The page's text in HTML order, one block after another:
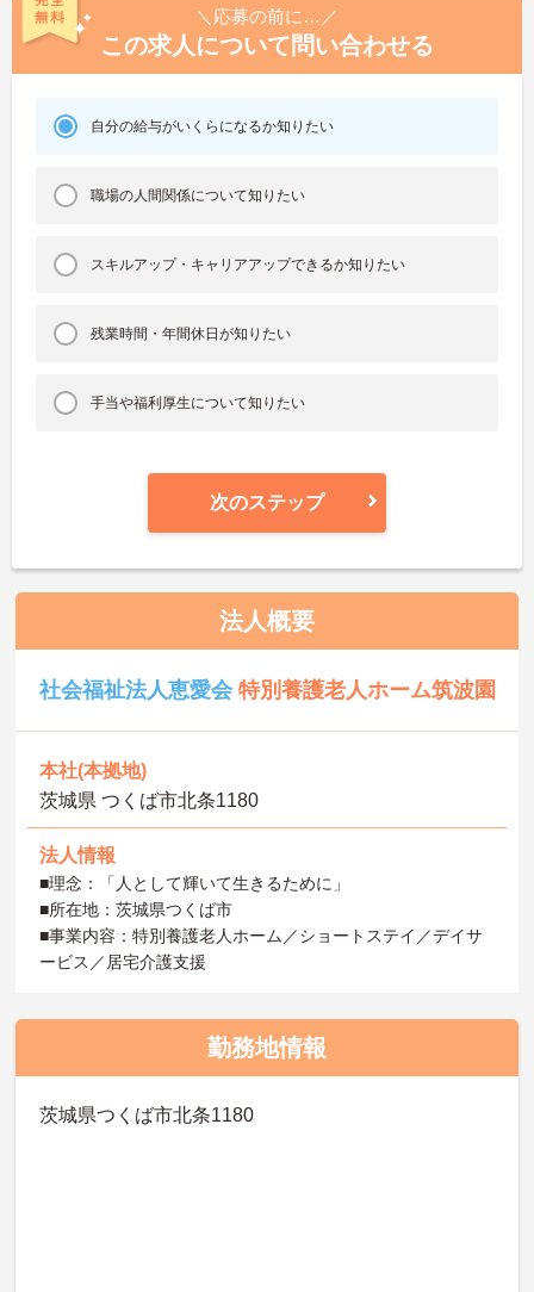
＼応募の前に…／
この求人について問い合わせる
自分の給与がいくらになるか知りたい
職場の人間関係について知りたい
スキルアップ・キャリアアップできるか知りたい
残業時間・年間休日が知りたい
手当や福利厚生について知りたい
次のステップ
法人概要
社会福祉法人恵愛会特別養護老人ホーム筑波園
本社(本拠地)
茨城県 つくば市北条1180
法人情報
■理念：「人として輝いて生きるために」
■所在地：茨城県つくば市
■事業内容：特別養護老人ホーム／ショートステイ／デイサ
ービス／居宅介護支援
勤務地情報
茨城県つくば市北条1180